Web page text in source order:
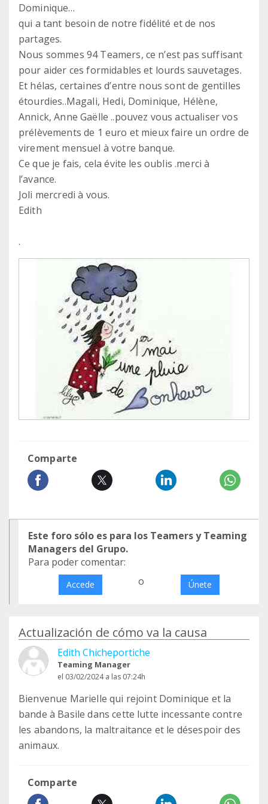
Dominique…
qui a tant besoin de notre fidélité et de nos
partages.
Nous sommes 94 Teamers, ce n’est pas suffisant
pour aider ces formidables et lourds sauvetages.
Et hélas, certaines d’entre nous sont de gentilles
étourdies..Magali, Hedi, Dominique, Hélène,
Annick, Anne Gaëlle ..pouvez vous actualiser vos
prélèvements de 1 euro et mieux faire un ordre de
virement mensuel à votre banque.
Ce que je fais, cela évite les oublis .merci à
l’avance.
Joli mercredi à vous.
Edith
.
Comparte
Este foro sólo es para los Teamers y Teaming
Managers del Grupo.
Para poder comentar:
Accede o Únete
Actualización de cómo va la causa
Edith Chicheportiche
Teaming Manager
el 03/02/2024 a las 07:24h
Bienvenue Marielle qui rejoint Dominique et la
bande à Basile dans cette lutte incessante contre
les abandons, la maltraitance et le désespoir des
animaux.
Comparte